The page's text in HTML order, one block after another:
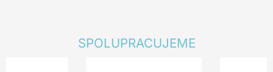
SPOLUPRACUJEME